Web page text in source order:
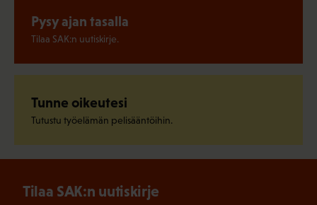
Pysy ajan tasalla
Tilaa SAK:n uutiskirje.
Tunne oikeutesi
Tutustu työelämän pelisääntöihin.
Tilaa SAK:n uutiskirje